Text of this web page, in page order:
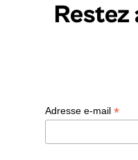
Adresse e-mail *